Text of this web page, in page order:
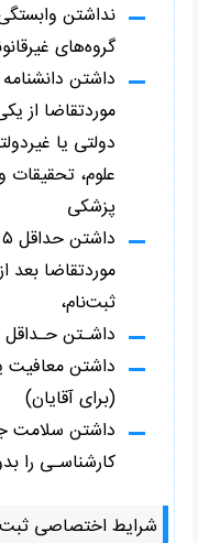
نداشتن
گروه‌های
داشتن
موردتقاضا از
دولتی یا
علوم،
پزشکی
موردتقاضا بعد
ثبت‌نام،
داشـتن حـداقل ۲۵ سال سن
داشتن معافیت
(برای آقایان)
داشتن سلامت
کارشناسـی را
شرایط اختصاصی